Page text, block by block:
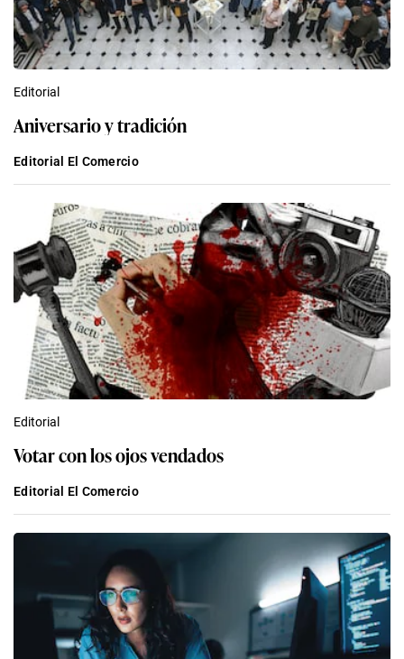
Editorial
Aniversario y tradición
Editorial El Comercio
Editorial
Votar con los ojos vendados
Editorial El Comercio